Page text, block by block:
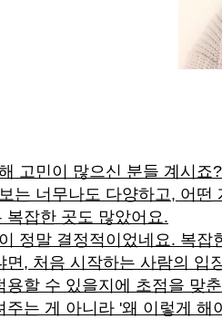
고민이 많으신 분들 계시
는 너무나도 다양하고, 어
복잡한 곳도 많았어요.
정말 결정적이었네요. 복잡
, 처음 시작하는 사람의
할 수 있을지에 초점을 맞
는 게 아니라 '왜 이렇게